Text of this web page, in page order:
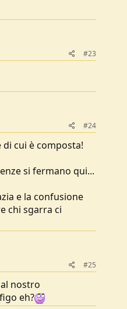
#23
#24
cui è composta!
si fermano qui...
e la confusione
chi sgarra ci
#25
nostro
eh?